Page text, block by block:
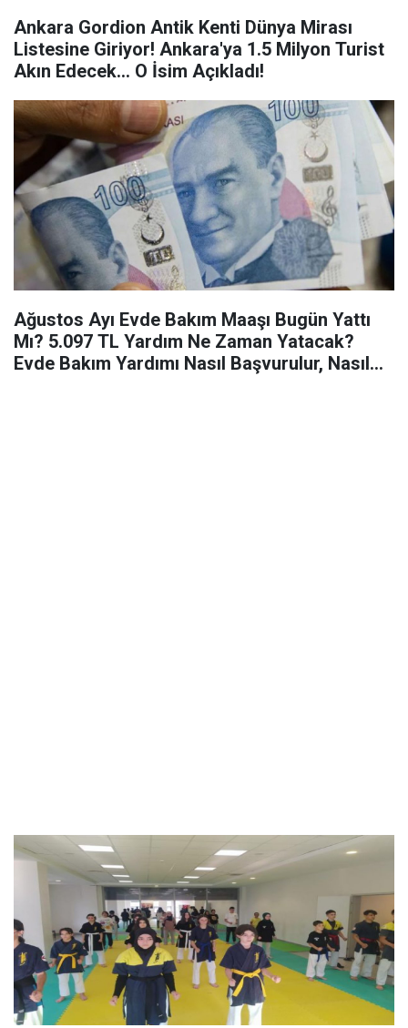
Ankara Gordion Antik Kenti Dünya Mirası
Listesine Giriyor! Ankara'ya 1.5 Milyon Turist
Akın Edecek... O İsim Açıkladı!
Ağustos Ayı Evde Bakım Maaşı Bugün Yattı
Mı? 5.097 TL Yardım Ne Zaman Yatacak?
Evde Bakım Yardımı Nasıl Başvurulur, Nasıl